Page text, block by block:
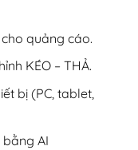
quảng cáo.
KÉO – THẢ.
bị (PC, tablet,
AI